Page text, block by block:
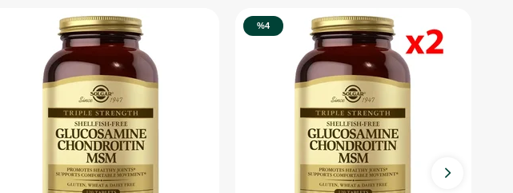
%4